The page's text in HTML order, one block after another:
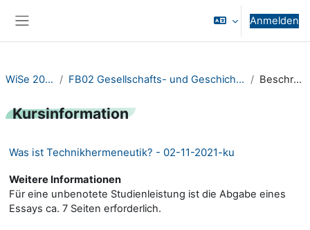
Anmelden
WiSe 2023/24 FB02 Gesellschafts- und Geschichtswissenschaften Beschreibung
Kursinformation
Was ist Technikhermeneutik? - 02-11-2021-ku
Weitere Informationen
Für eine unbenotete Studienleistung ist die Abgabe eines
Essays ca. 7 Seiten erforderlich.